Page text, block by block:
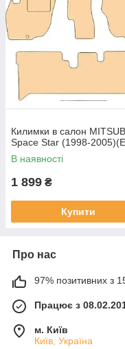
Килимки в салон
Space Star (1998-
В наявності
1 899 ₴
Купити
Про нас
97% позитивних з
Працює з
м. Київ
Київ, Україна